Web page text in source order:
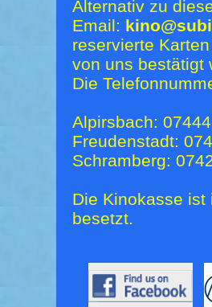
Alternativ zu
Email:
reservierte
von uns bestätigt
Die
Alpirsbach:
Freudenstadt:
Schramberg:
Die Kinokasse ist
besetzt.